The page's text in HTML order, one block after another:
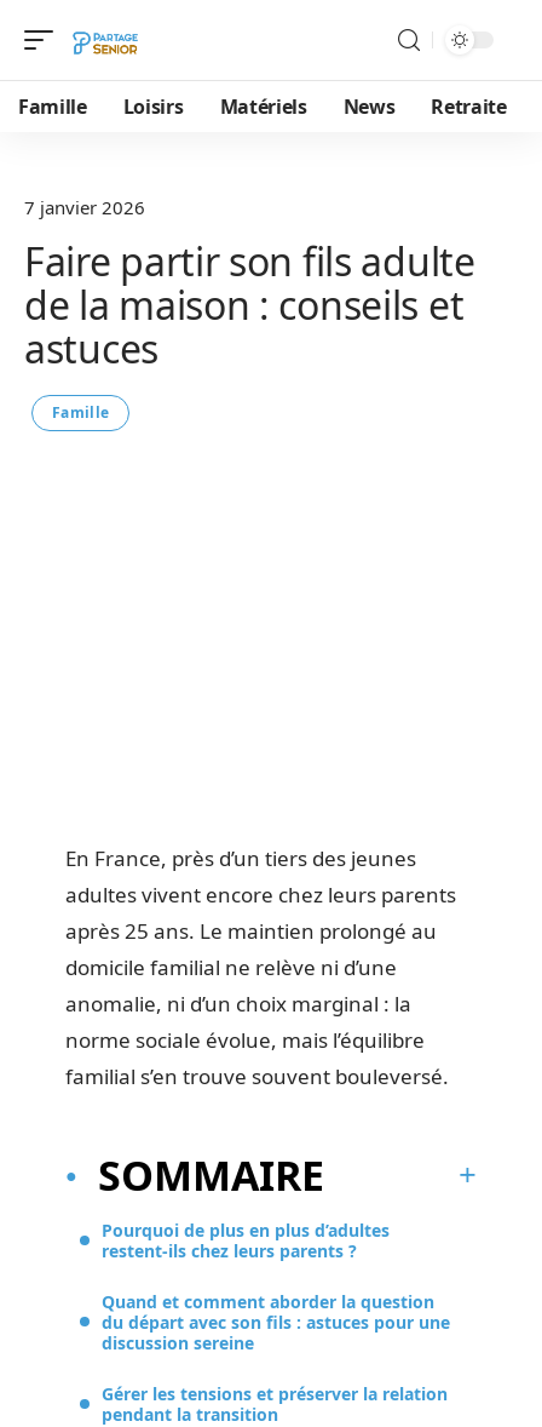
Famille Loisirs Matériels News Retraite
7 janvier 2026
Faire partir son fils adulte
de la maison : conseils et
astuces
Famille
En France, près d’un tiers des jeunes
adultes vivent encore chez leurs parents
après 25 ans. Le maintien prolongé au
domicile familial ne relève ni d’une
anomalie, ni d’un choix marginal : la
norme sociale évolue, mais l’équilibre
familial s’en trouve souvent bouleversé.
SOMMAIRE
Pourquoi de plus en plus d’adultes
restent-ils chez leurs parents ?
Quand et comment aborder la question
du départ avec son fils : astuces pour une
discussion sereine
Gérer les tensions et préserver la relation
pendant la transition